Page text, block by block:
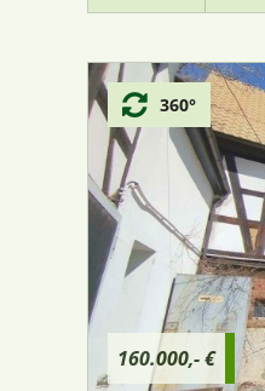
160.000,- €
360°